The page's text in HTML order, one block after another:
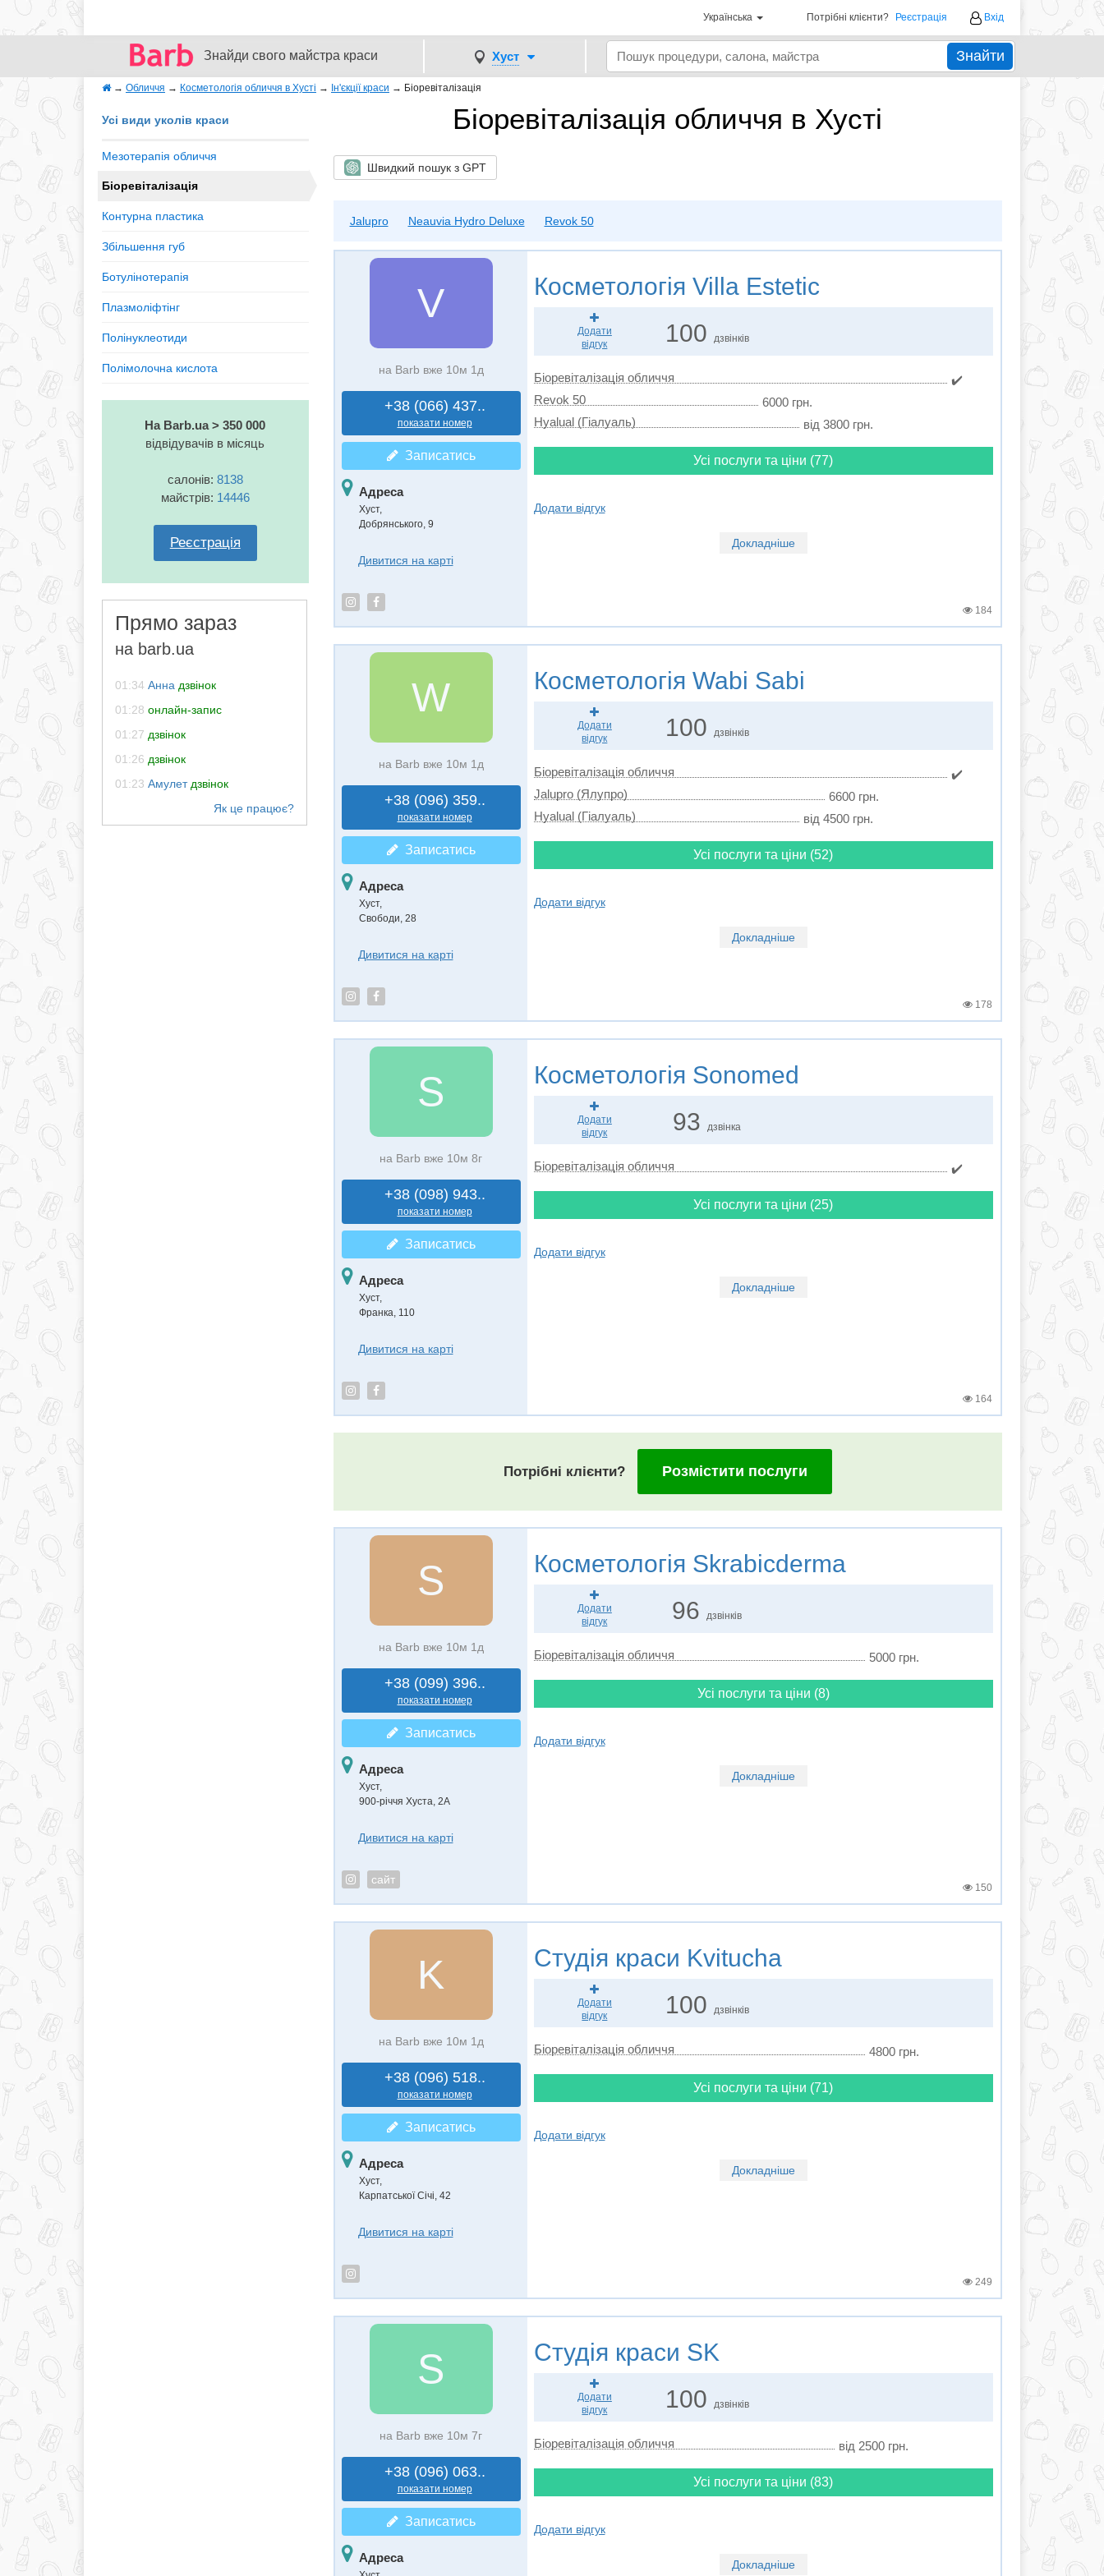
Українська Потрібні клієнти? Реєстрація Вхід
Знайди свого майстра краси Хуст Знайти
→ Обличчя → Косметологія обличчя в Хусті → Ін'єкції краси → Біоревіталізація
Біоревіталізація обличчя в Хусті
Швидкий пошук з GPT
Jalupro Neauvia Hydro Deluxe Revok 50
Усі види уколів краси
Мезотерапія обличчя
Біоревіталізація
Контурна пластика
Збільшення губ
Ботулінотерапія
Плазмоліфтінг
Полінуклеотиди
Полімолочна кислота
На Barb.ua > 350 000
відвідувачів в місяць
салонів: 8138
майстрів: 14446
Реєстрація
Прямо зараз
на barb.ua
01:34 Анна дзвінок
01:28 онлайн-запис
01:27 дзвінок
01:26 дзвінок
01:23 Амулет дзвінок
V
на Barb вже 10м 1д
+38 (066) 437..
показати номер
Записатись
Адреса
Хуст,
Добрянського, 9
Дивитися на карті
Косметологія Villa Estetic
Додати
відгук
100 дзвінків
Біоревіталізація обличчя
✔️
Revok 50
6000 грн.
Hyalual (Гіалуаль)
від 3800 грн.
Усі послуги та ціни (77)
Додати відгук
Докладніше
184
W
на Barb вже 10м 1д
+38 (096) 359..
показати номер
Записатись
Адреса
Хуст,
Свободи, 28
Дивитися на карті
Косметологія Wabi Sabi
Додати
відгук
100 дзвінків
Біоревіталізація обличчя
✔️
Jalupro (Ялупро)
6600 грн.
Hyalual (Гіалуаль)
від 4500 грн.
Усі послуги та ціни (52)
Додати відгук
Докладніше
178
S
на Barb вже 10м 8г
+38 (098) 943..
показати номер
Записатись
Адреса
Хуст,
Франка, 110
Дивитися на карті
Косметологія Sonomed
Додати
відгук
93 дзвінка
Біоревіталізація обличчя ✔️
Усі послуги та ціни (25)
Додати відгук
Докладніше
164
Потрібні клієнти? Розмістити послуги
S
на Barb вже 10м 1д
+38 (099) 396..
показати номер
Записатись
Адреса
Хуст,
900-річчя Хуста, 2А
Дивитися на карті
сайт
Косметологія Skrabicderma
Додати
відгук
96 дзвінків
Біоревіталізація обличчя 5000 грн.
Усі послуги та ціни (8)
Додати відгук
Докладніше
150
K
на Barb вже 10м 1д
+38 (096) 518..
показати номер
Записатись
Адреса
Хуст,
Карпатської Січі, 42
Дивитися на карті
Студія краси Kvitucha
Додати
відгук
100 дзвінків
Біоревіталізація обличчя 4800 грн.
Усі послуги та ціни (71)
Додати відгук
Докладніше
249
S
на Barb вже 10м 7г
+38 (096) 063..
показати номер
Записатись
Адреса
Студія краси SK
Додати
відгук
100 дзвінків
Біоревіталізація обличчя від 2500 грн.
Усі послуги та ціни (83)
Додати відгук
Докладніше